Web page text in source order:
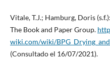
Vitale, T.J.; Hamburg, Doris
The Book and Paper Group.
wiki.com/wiki/
(Consultado el 16/07/2021).